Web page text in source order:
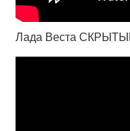
Лада Веста